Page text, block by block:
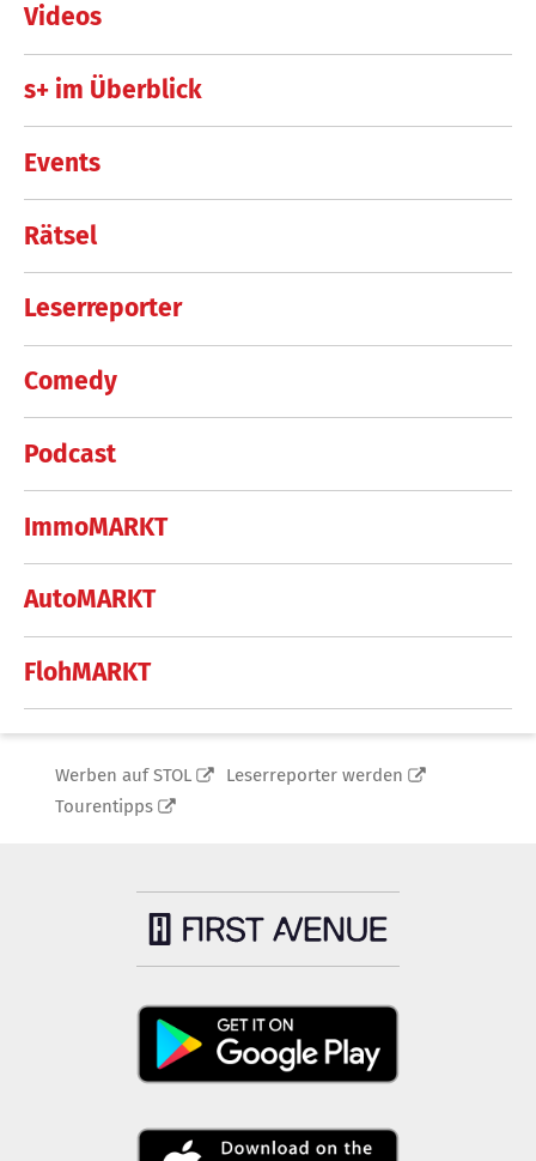
Videos
s+ im Überblick
Events
Rätsel
Leserreporter
Comedy
Podcast
ImmoMARKT
AutoMARKT
FlohMARKT
Werben auf STOL
Leserreporter werden
Tourentipps